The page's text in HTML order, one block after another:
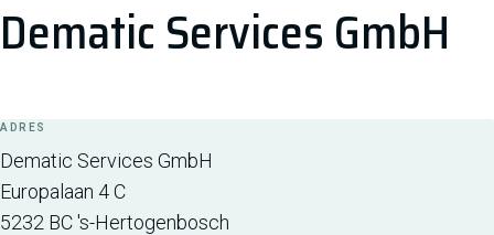
Dematic Services GmbH
ADRES
Dematic Services GmbH
Europalaan 4 C
5232 BC's-Hertogenbosch